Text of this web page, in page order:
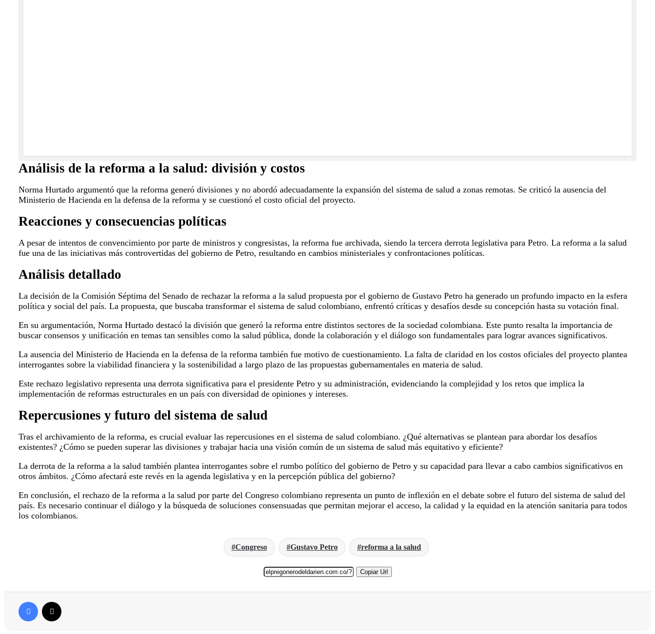
Análisis de la reforma a la salud: división y costos
Norma Hurtado argumentó que la reforma generó divisiones y no abordó adecuadamente la expansión del sistema de salud a zonas remotas. Se criticó la ausencia del
Ministerio de Hacienda en la defensa de la reforma y se cuestionó el costo oficial del proyecto.
Reacciones y consecuencias políticas
A pesar de intentos de convencimiento por parte de ministros y congresistas, la reforma fue archivada, siendo la tercera derrota legislativa para Petro. La reforma a la salud
fue una de las iniciativas más controvertidas del gobierno de Petro, resultando en cambios ministeriales y confrontaciones políticas.
Análisis detallado
La decisión de la Comisión Séptima del Senado de rechazar la reforma a la salud propuesta por el gobierno de Gustavo Petro ha generado un profundo impacto en la esfera
política y social del país. La propuesta, que buscaba transformar el sistema de salud colombiano, enfrentó críticas y desafíos desde su concepción hasta su votación final.
En su argumentación, Norma Hurtado destacó la división que generó la reforma entre distintos sectores de la sociedad colombiana. Este punto resalta la importancia de
buscar consensos y unificación en temas tan sensibles como la salud pública, donde la colaboración y el diálogo son fundamentales para lograr avances significativos.
La ausencia del Ministerio de Hacienda en la defensa de la reforma también fue motivo de cuestionamiento. La falta de claridad en los costos oficiales del proyecto plantea
interrogantes sobre la viabilidad financiera y la sostenibilidad a largo plazo de las propuestas gubernamentales en materia de salud.
Este rechazo legislativo representa una derrota significativa para el presidente Petro y su administración, evidenciando la complejidad y los retos que implica la
implementación de reformas estructurales en un país con diversidad de opiniones y intereses.
Repercusiones y futuro del sistema de salud
Tras el archivamiento de la reforma, es crucial evaluar las repercusiones en el sistema de salud colombiano. ¿Qué alternativas se plantean para abordar los desafíos
existentes? ¿Cómo se pueden superar las divisiones y trabajar hacia una visión común de un sistema de salud más equitativo y eficiente?
La derrota de la reforma a la salud también plantea interrogantes sobre el rumbo político del gobierno de Petro y su capacidad para llevar a cabo cambios significativos en
otros ámbitos. ¿Cómo afectará este revés en la agenda legislativa y en la percepción pública del gobierno?
En conclusión, el rechazo de la reforma a la salud por parte del Congreso colombiano representa un punto de inflexión en el debate sobre el futuro del sistema de salud del
país. Es necesario continuar el diálogo y la búsqueda de soluciones consensuadas que permitan mejorar el acceso, la calidad y la equidad en la atención sanitaria para todos
los colombianos.
Congreso Gustavo Petro reforma a la salud
Copiar Url
Facebook